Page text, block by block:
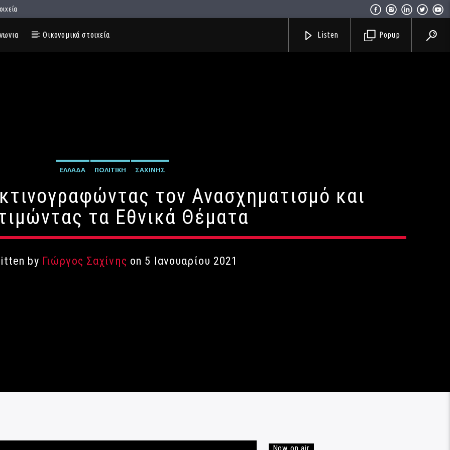
Οικονομικά στοιχεία Popup
Listen
ΕΛΛΆΔΑ ΠΟΛΙΤΙΚΉ ΣΑΧΊΝΗΣ
τον Ανασχηματισμό και
τα Εθνικά Θέματα
by Γιώργος Σαχίνης on 5 Ιανουαρίου 2021